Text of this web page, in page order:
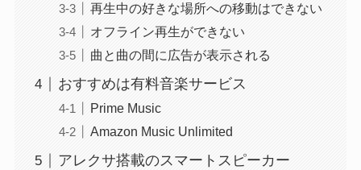
再生中の好きな場所への移動はできない
オフライン再生ができない
曲と曲の間に広告が表示される
おすすめは有料音楽サービス
Prime Music
Amazon Music Unlimited
アレクサ搭載のスマートスピーカー